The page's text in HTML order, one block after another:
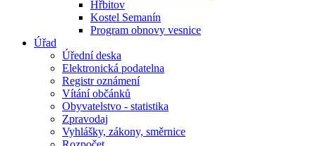
Hřbitov
Kostel Semanín
Program obnovy vesnice
Úřad
Úřední deska
Elektronická podatelna
Registr oznámení
Vítání občánků
Obyvatelstvo - statistika
Zpravodaj
Vyhlášky, zákony, směrnice